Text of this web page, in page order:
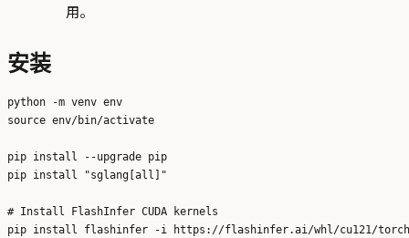
用。
安装
python -m venv env
source env/bin/activate
pip install --upgrade pip
pip install "sglang[all]"
# Install FlashInfer CUDA kernels